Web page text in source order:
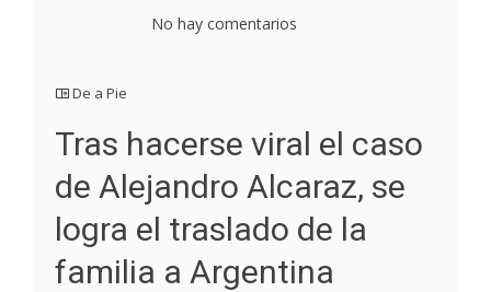
No hay comentarios
De a Pie
Tras hacerse viral el caso
de Alejandro Alcaraz, se
logra el traslado de la
familia a Argentina